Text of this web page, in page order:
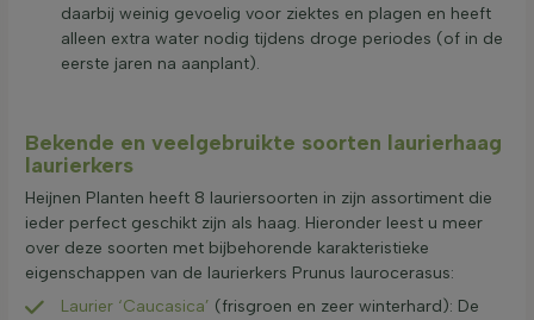
daarbij weinig gevoelig voor ziektes en plagen en heeft
alleen extra water nodig tijdens droge periodes (of in de
eerste jaren na aanplant).
Bekende en veelgebruikte soorten laurierhaag
laurierkers
Heijnen Planten heeft 8 lauriersoorten in zijn assortiment die
ieder perfect geschikt zijn als haag. Hieronder leest u meer
over deze soorten met bijbehorende karakteristieke
eigenschappen van de laurierkers Prunus laurocerasus:
Laurier ‘Caucasica’ (frisgroen en zeer winterhard): De